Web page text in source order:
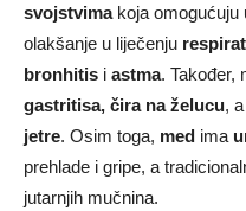
svojstvimakoja omogućuju
olakšanje u liječenju
bronhitis i astma. Također,
gastritisa, čira na želucu,
jetre. Osim toga, med ima
prehlade i gripe, a
jutarnjih mučnina.